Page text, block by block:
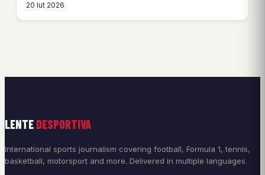
20 lut 2026
LENTE DESPORTIVA
International sports journalism covering football, Formula 1, tennis,
basketball, motorsport and more. Delivered in multiple languages.